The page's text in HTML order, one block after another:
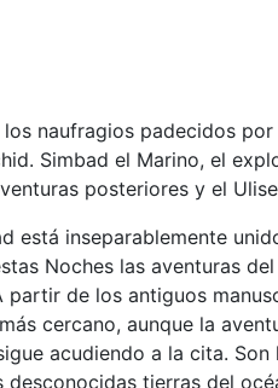
naufragios padecidos
Simbad el Marino, el
posteriores y el
está inseparablemente
Noches las aventuras
partir de los antiguos
cercano, aunque la
acudiendo a la cita.
tierras del